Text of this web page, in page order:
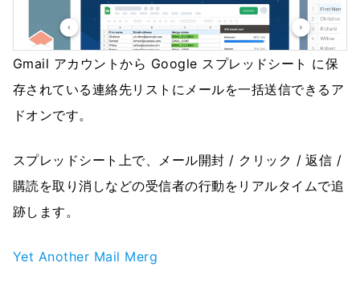
Gmail アカウントから Google スプレッドシート に保
存されている連絡先リストにメールを一括送信できるア
ドオンです。
スプレッドシート上で、メール開封 / クリック / 返信 /
購読を取り消しなどの受信者の行動をリアルタイムで追
跡します。
Yet Another Mail Merg